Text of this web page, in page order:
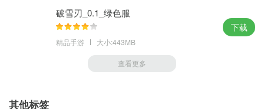
破雪刃_0.1_绿色服
精品手游 大小:443MB
下载
查看更多
其他标签